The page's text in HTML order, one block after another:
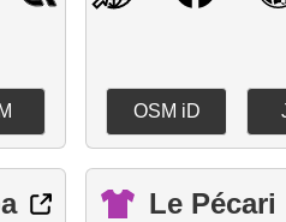
OSM iD
Le Pécari